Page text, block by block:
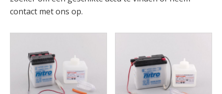
contact met ons op.